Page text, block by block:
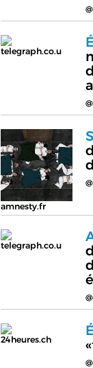
telegraph.co.u
amnesty.fr
telegraph.co.u
24heures.ch